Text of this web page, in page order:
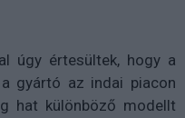
úgy értesültek, hogy a
gyártó az indai piacon
hat különböző modellt